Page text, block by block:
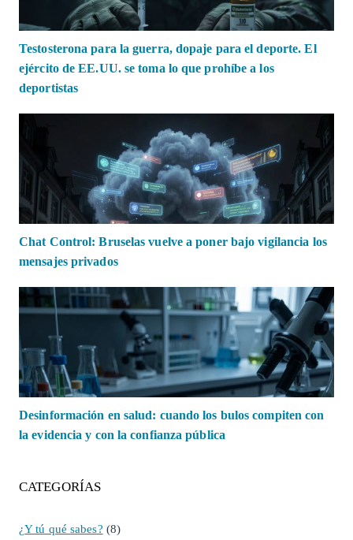
Testosterona para la guerra, dopaje para el deporte. El
ejército de EE.UU. se toma lo que prohíbe a los
deportistas
Chat Control: Bruselas vuelve a poner bajo vigilancia los
mensajes privados
Desinformación en salud: cuando los bulos compiten con
la evidencia y con la confianza pública
CATEGORÍAS
¿Y tú qué sabes? (8)